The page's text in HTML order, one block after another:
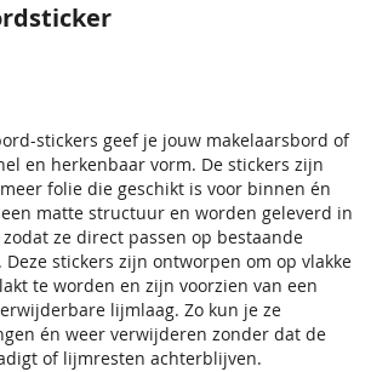
stickers geef je jouw makelaarsbord of
en herkenbaar vorm. De stickers zijn
folie die geschikt is voor binnen én
matte structuur en worden geleverd in
ze direct passen op bestaande
stickers zijn ontworpen om op vlakke
te worden en zijn voorzien van een
lijmlaag. Zo kun je ze
én weer verwijderen zonder dat de
of lijmresten achterblijven.